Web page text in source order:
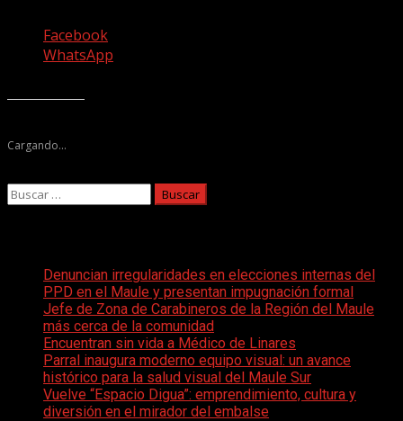
Facebook
WhatsApp
Cargando...
Buscar:
Denuncian irregularidades en elecciones internas del
PPD en el Maule y presentan impugnación formal
Jefe de Zona de Carabineros de la Región del Maule
más cerca de la comunidad
Encuentran sin vida a Médico de Linares
Parral inaugura moderno equipo visual: un avance
histórico para la salud visual del Maule Sur
Vuelve “Espacio Digua”: emprendimiento, cultura y
diversión en el mirador del embalse